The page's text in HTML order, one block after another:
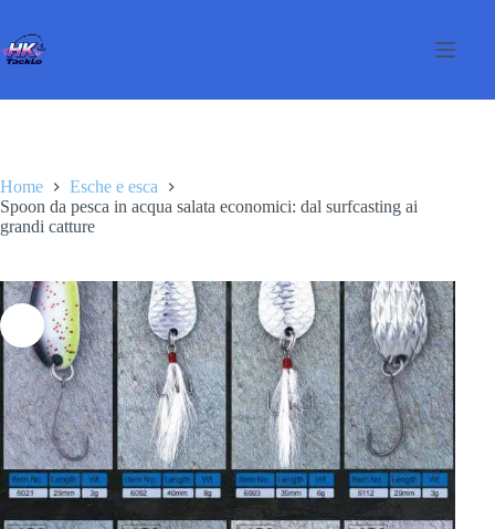
contenuto
Home
Esche e esca
Spoon da pesca in acqua salata economici: dal surfcasting ai
grandi catture